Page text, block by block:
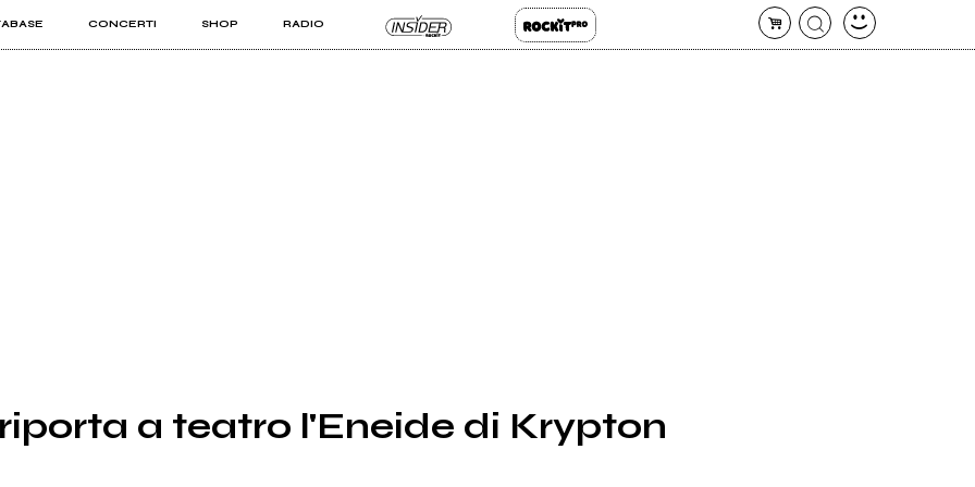
CONCERTI SHOP RADIO
PRO
a teatro l'Eneide di Krypton